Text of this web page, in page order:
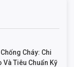
Cháy: Chi
Và Tiêu Chuẩn Kỹ